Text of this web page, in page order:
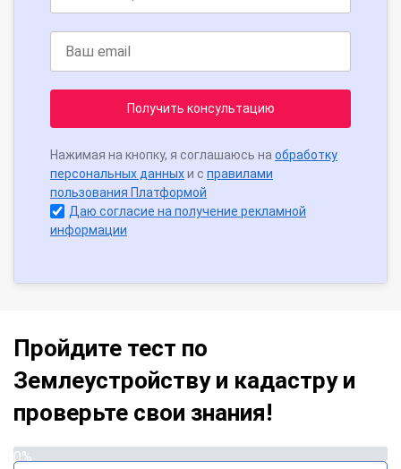
Получить консультацию
Нажимая на кнопку, я соглашаюсь на обработку
персональных данныхи с правилами
пользования Платформой
Даю согласие на получение рекламной
информации
Пройдите тест по
Землеустройству и кадастру и
проверьте свои знания!
0%